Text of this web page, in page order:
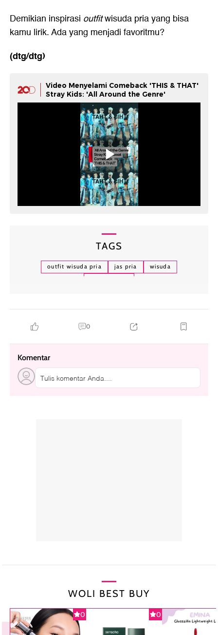
Demikian inspirasi outfitwisuda priayang bisa
kamu lirik. Ada yang menjadi favoritmu?
(dtg/dtg)
Video Menyelami Comeback 'THIS & THAT'
Stray Kids: 'All Around the Genre'
TAGS
outfit wisuda pria jas pria
wisuda
0
Komentar
Tulis komentar Anda....
WOLI BEST BUY
0 0